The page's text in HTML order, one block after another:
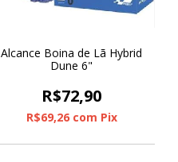
Alcance Boina de Lã Hybrid
Dune 6"
R$72,90
R$69,26 com Pix